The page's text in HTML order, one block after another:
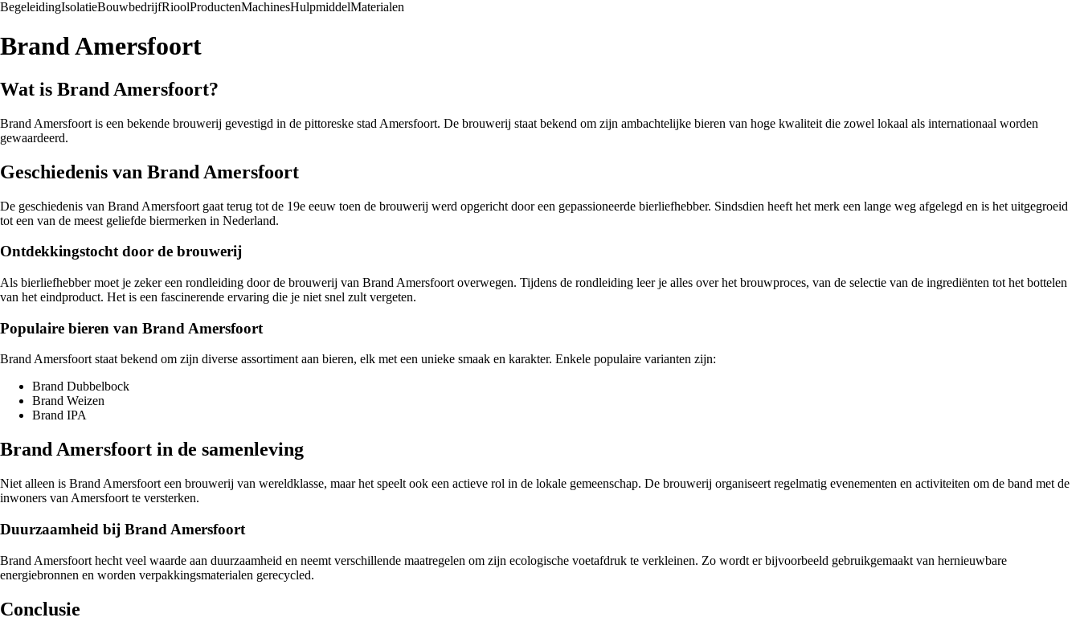
BegeleidingIsolatieBouwbedrijfRioolProductenMachinesHulpmiddelMaterialen
Brand Amersfoort
Wat is Brand Amersfoort?
Brand Amersfoort is een bekende brouwerij gevestigd in de pittoreske stad Amersfoort. De brouwerij staat bekend om zijn ambachtelijke bieren van hoge kwaliteit die zowel lokaal als internationaal worden
gewaardeerd.
Geschiedenis van Brand Amersfoort
De geschiedenis van Brand Amersfoort gaat terug tot de 19e eeuw toen de brouwerij werd opgericht door een gepassioneerde bierliefhebber. Sindsdien heeft het merk een lange weg afgelegd en is het uitgegroeid
tot een van de meest geliefde biermerken in Nederland.
Ontdekkingstocht door de brouwerij
Als bierliefhebber moet je zeker een rondleiding door de brouwerij van Brand Amersfoort overwegen. Tijdens de rondleiding leer je alles over het brouwproces, van de selectie van de ingrediënten tot het bottelen
van het eindproduct. Het is een fascinerende ervaring die je niet snel zult vergeten.
Populaire bieren van Brand Amersfoort
Brand Amersfoort staat bekend om zijn diverse assortiment aan bieren, elk met een unieke smaak en karakter. Enkele populaire varianten zijn:
Brand Dubbelbock
Brand Weizen
Brand IPA
Brand Amersfoort in de samenleving
Niet alleen is Brand Amersfoort een brouwerij van wereldklasse, maar het speelt ook een actieve rol in de lokale gemeenschap. De brouwerij organiseert regelmatig evenementen en activiteiten om de band met de
inwoners van Amersfoort te versterken.
Duurzaamheid bij Brand Amersfoort
Brand Amersfoort hecht veel waarde aan duurzaamheid en neemt verschillende maatregelen om zijn ecologische voetafdruk te verkleinen. Zo wordt er bijvoorbeeld gebruikgemaakt van hernieuwbare
energiebronnen en worden verpakkingsmaterialen gerecycled.
Conclusie